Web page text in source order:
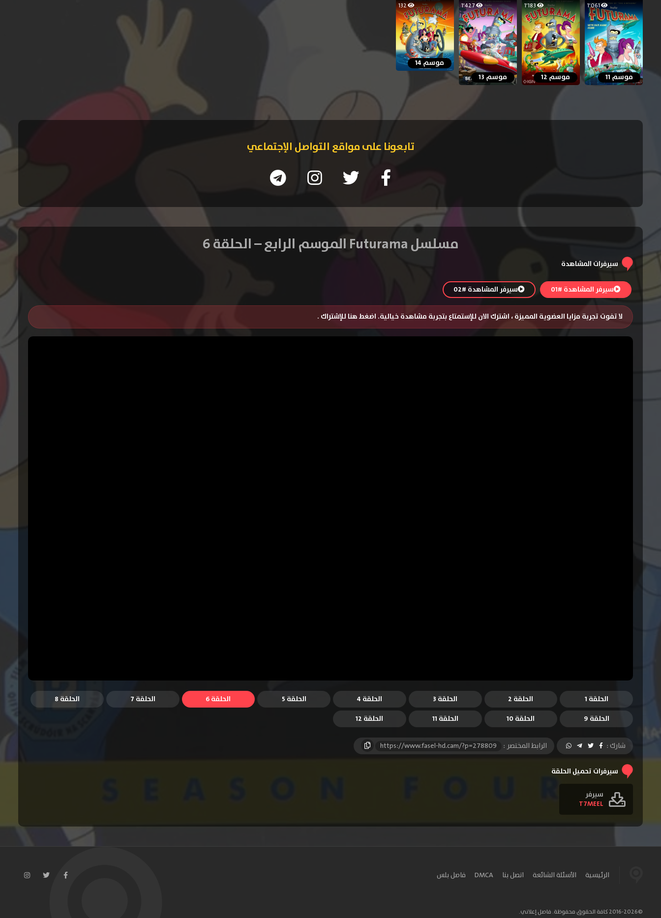
1٬061
موسم 11
1٬183
موسم 12
1٬427
موسم 13
132
موسم 14
تابعونا على مواقع التواصل الإجتماعي
مسلسل Futurama الموسم الرابع – الحلقة 6
سيرفرات المشاهدة
سيرفر المشاهدة #01 سيرفر المشاهدة #02
لا تفوت تجربة مزايا العضوية المميزة ، اشترك الان للإستمتاع بتجربة مشاهدة خيالية. اضغط هنا للإشتراك .
الحلقة 1 الحلقة 2 الحلقة 3 الحلقة 4 الحلقة 5 الحلقة 6 الحلقة 7
الحلقة 8
الحلقة 9
الحلقة 10 الحلقة 11 الحلقة 12
شارك : الرابط المختصر : https://www.fasel-hd.cam/?p=278809
سيرفرات تحميل الحلقة
سيرفر
T7MEEL
الرئيسية الأسئلة الشائعة اتصل بنا DMCA فاصل بلس
©2016-2026 كافة الحقوق محفوظة. فاصل إعلاني.